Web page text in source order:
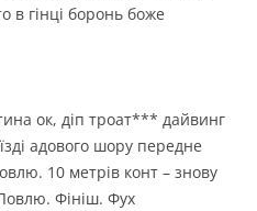
в гінці боронь боже
ок, діп троат*** дайвинг
адового шору передне
10 метрів конт – знову
Фініш. Фух